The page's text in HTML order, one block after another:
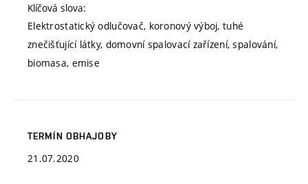
Klíčová slova:
Elektrostatický odlučovač, koronový výboj, tuhé
znečišťující látky, domovní spalovací zařízení, spalování,
biomasa, emise
TERMÍN OBHAJOBY
21.07.2020